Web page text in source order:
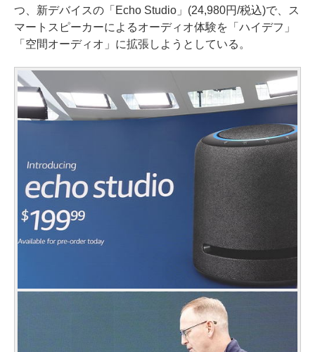
つ、新デバイスの「Echo Studio」(24,980円/税込)で、ス
マートスピーカーによるオーディオ体験を「ハイデフ」
「空間オーディオ」に拡張しようとしている。